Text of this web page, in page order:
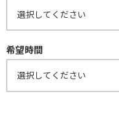
希望時間